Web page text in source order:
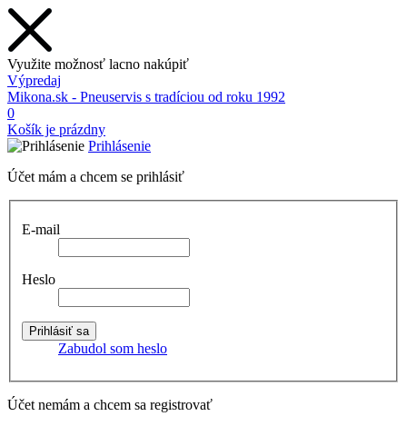
Využite možnosť lacno nakúpiť
Výpredaj
Mikona.sk - Pneuservis s tradíciou od roku 1992
0
Košík je prázdny
Prihlásenie
Účet mám a chcem se prihlásiť
E-mail
Heslo
Zabudol som heslo
Účet nemám a chcem sa registrovať